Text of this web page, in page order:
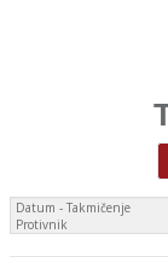
Datum - Takmičenje
Protivnik